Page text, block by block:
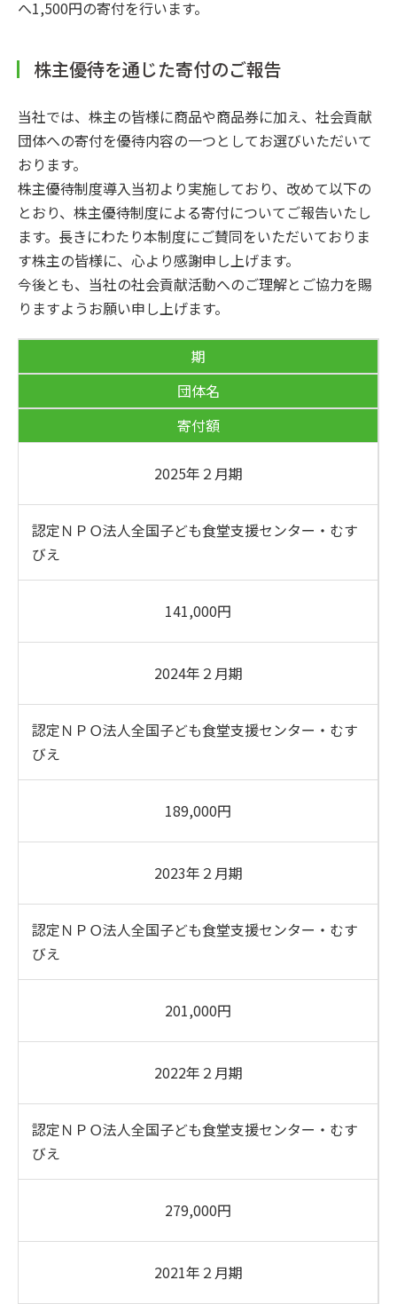
へ1,500円の寄付を行います。
株主優待を通じた寄付のご報告
当社では、株主の皆様に商品や商品券に加え、社会貢献
団体への寄付を優待内容の一つとしてお選びいただいて
おります。
株主優待制度導入当初より実施しており、改めて以下の
とおり、株主優待制度による寄付についてご報告いたし
ます。長きにわたり本制度にご賛同をいただいておりま
す株主の皆様に、心より感謝申し上げます。
今後とも、当社の社会貢献活動へのご理解とご協力を賜
りますようお願い申し上げます。
期
団体名
寄付額
2025年２月期
認定ＮＰＯ法人全国子ども食堂支援センター・むす
びえ
141,000円
2024年２月期
認定ＮＰＯ法人全国子ども食堂支援センター・むす
びえ
189,000円
2023年２月期
認定ＮＰＯ法人全国子ども食堂支援センター・むす
びえ
201,000円
2022年２月期
認定ＮＰＯ法人全国子ども食堂支援センター・むす
びえ
279,000円
2021年２月期